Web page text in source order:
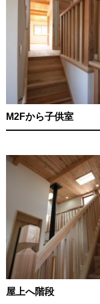
M2Fから子供室
屋上へ階段